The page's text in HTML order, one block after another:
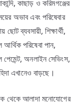
কাছাড় ও করিমগঞ্জের
অভাব এবং পরিষেবার
ব্যবসায়ী, শিক্ষার্থী,
পরিষেবা পান,
অনলাইন সেভিংস,
এখানেও বাড়ছে।
থেকে আলাদা মনোযোগের